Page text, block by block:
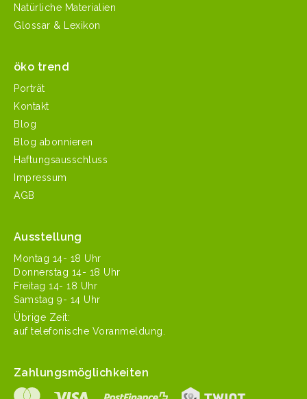
Natürliche Materialien
Glossar & Lexikon
öko trend
Porträt
Kontakt
Blog
Blog abonnieren
Haftungsausschluss
Impressum
AGB
Ausstellung
Mon­tag 14- 18 Uhr
Don­ner­stag 14- 18 Uhr
Fre­itag 14- 18 Uhr
Sam­stag 9- 14 Uhr
Übrige Zeit:
auf tele­fonis­che Voranmeldung.
Zahlungsmöglichkeiten